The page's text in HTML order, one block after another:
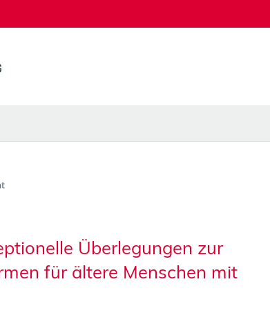
Überlegungen zur
für ältere Menschen mit